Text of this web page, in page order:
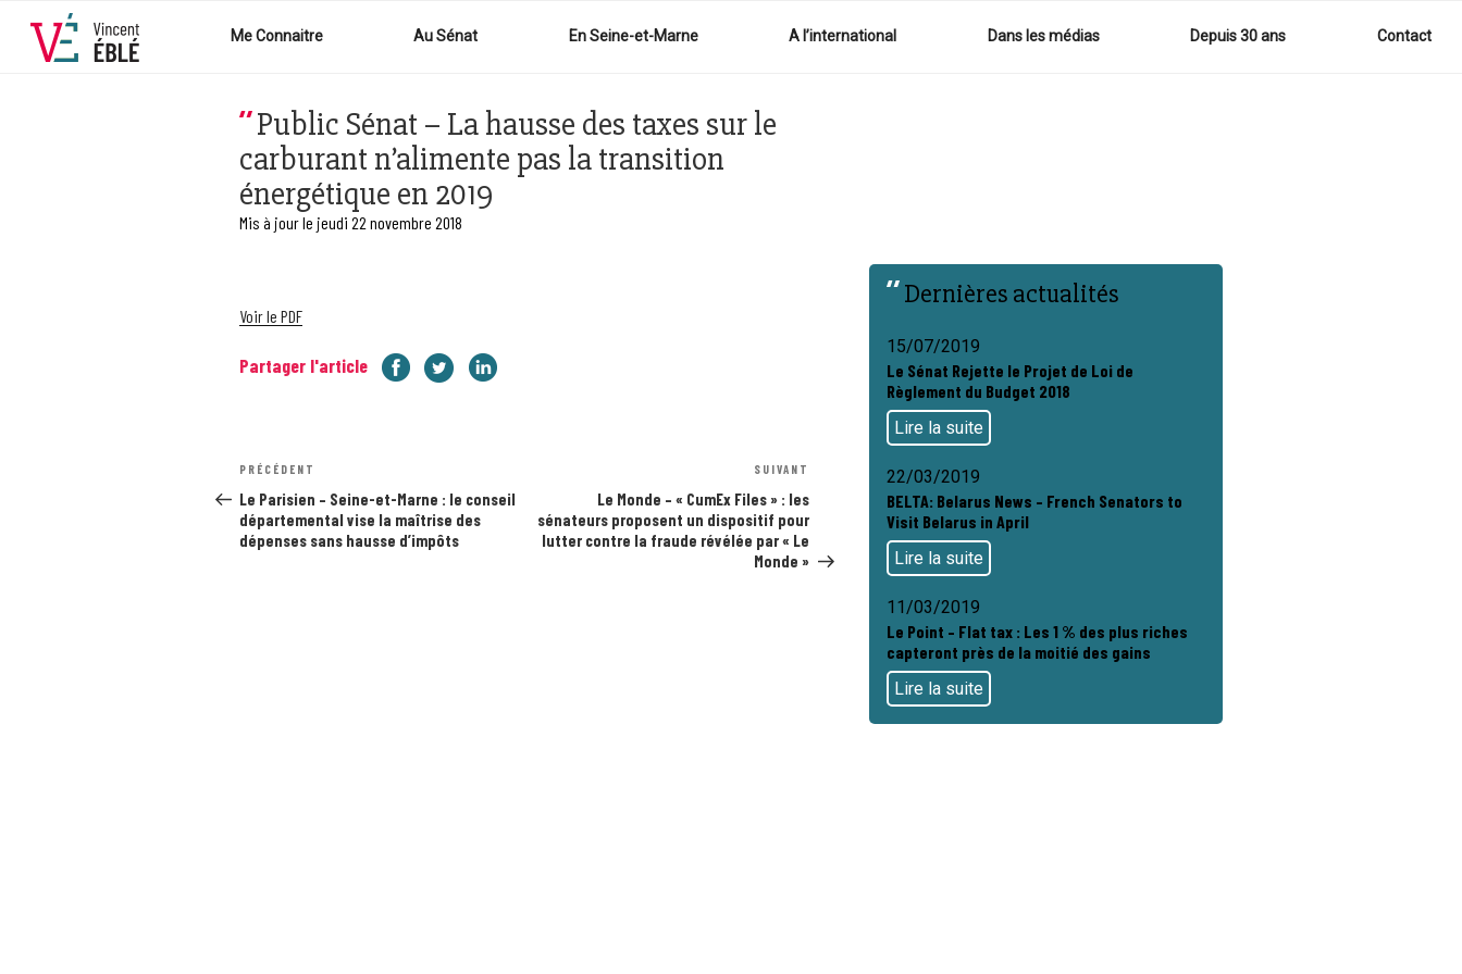
contenu
principal
Me Connaitre Au Sénat En Seine-et-Marne A l’international Dans les médias Depuis 30 ans Contact
Public Sénat – La hausse des taxes sur le
carburant n’alimente pas la transition
énergétique en 2019
Mis à jour le jeudi 22 novembre 2018
Voir le PDF
Partager l'article
de
l’article
Article
précédent
PRÉCÉDENT
Le Parisien – Seine-et-Marne : le conseil
départemental vise la maîtrise des
dépenses sans hausse d’impôts
SUIVANT
Le Monde – « CumEx Files » : les
sénateurs proposent un dispositif pour
lutter contre la fraude révélée par « Le
Monde »
Dernières actualités
15/07/2019
Le Sénat Rejette le Projet de Loi de
Règlement du Budget 2018
Lire la suite
22/03/2019
BELTA: Belarus News – French Senators to
Visit Belarus in April
Lire la suite
11/03/2019
Le Point – Flat tax : Les 1 % des plus riches
capteront près de la moitié des gains
Lire la suite